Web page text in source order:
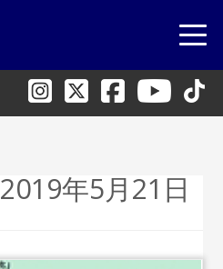
2019年5月21日